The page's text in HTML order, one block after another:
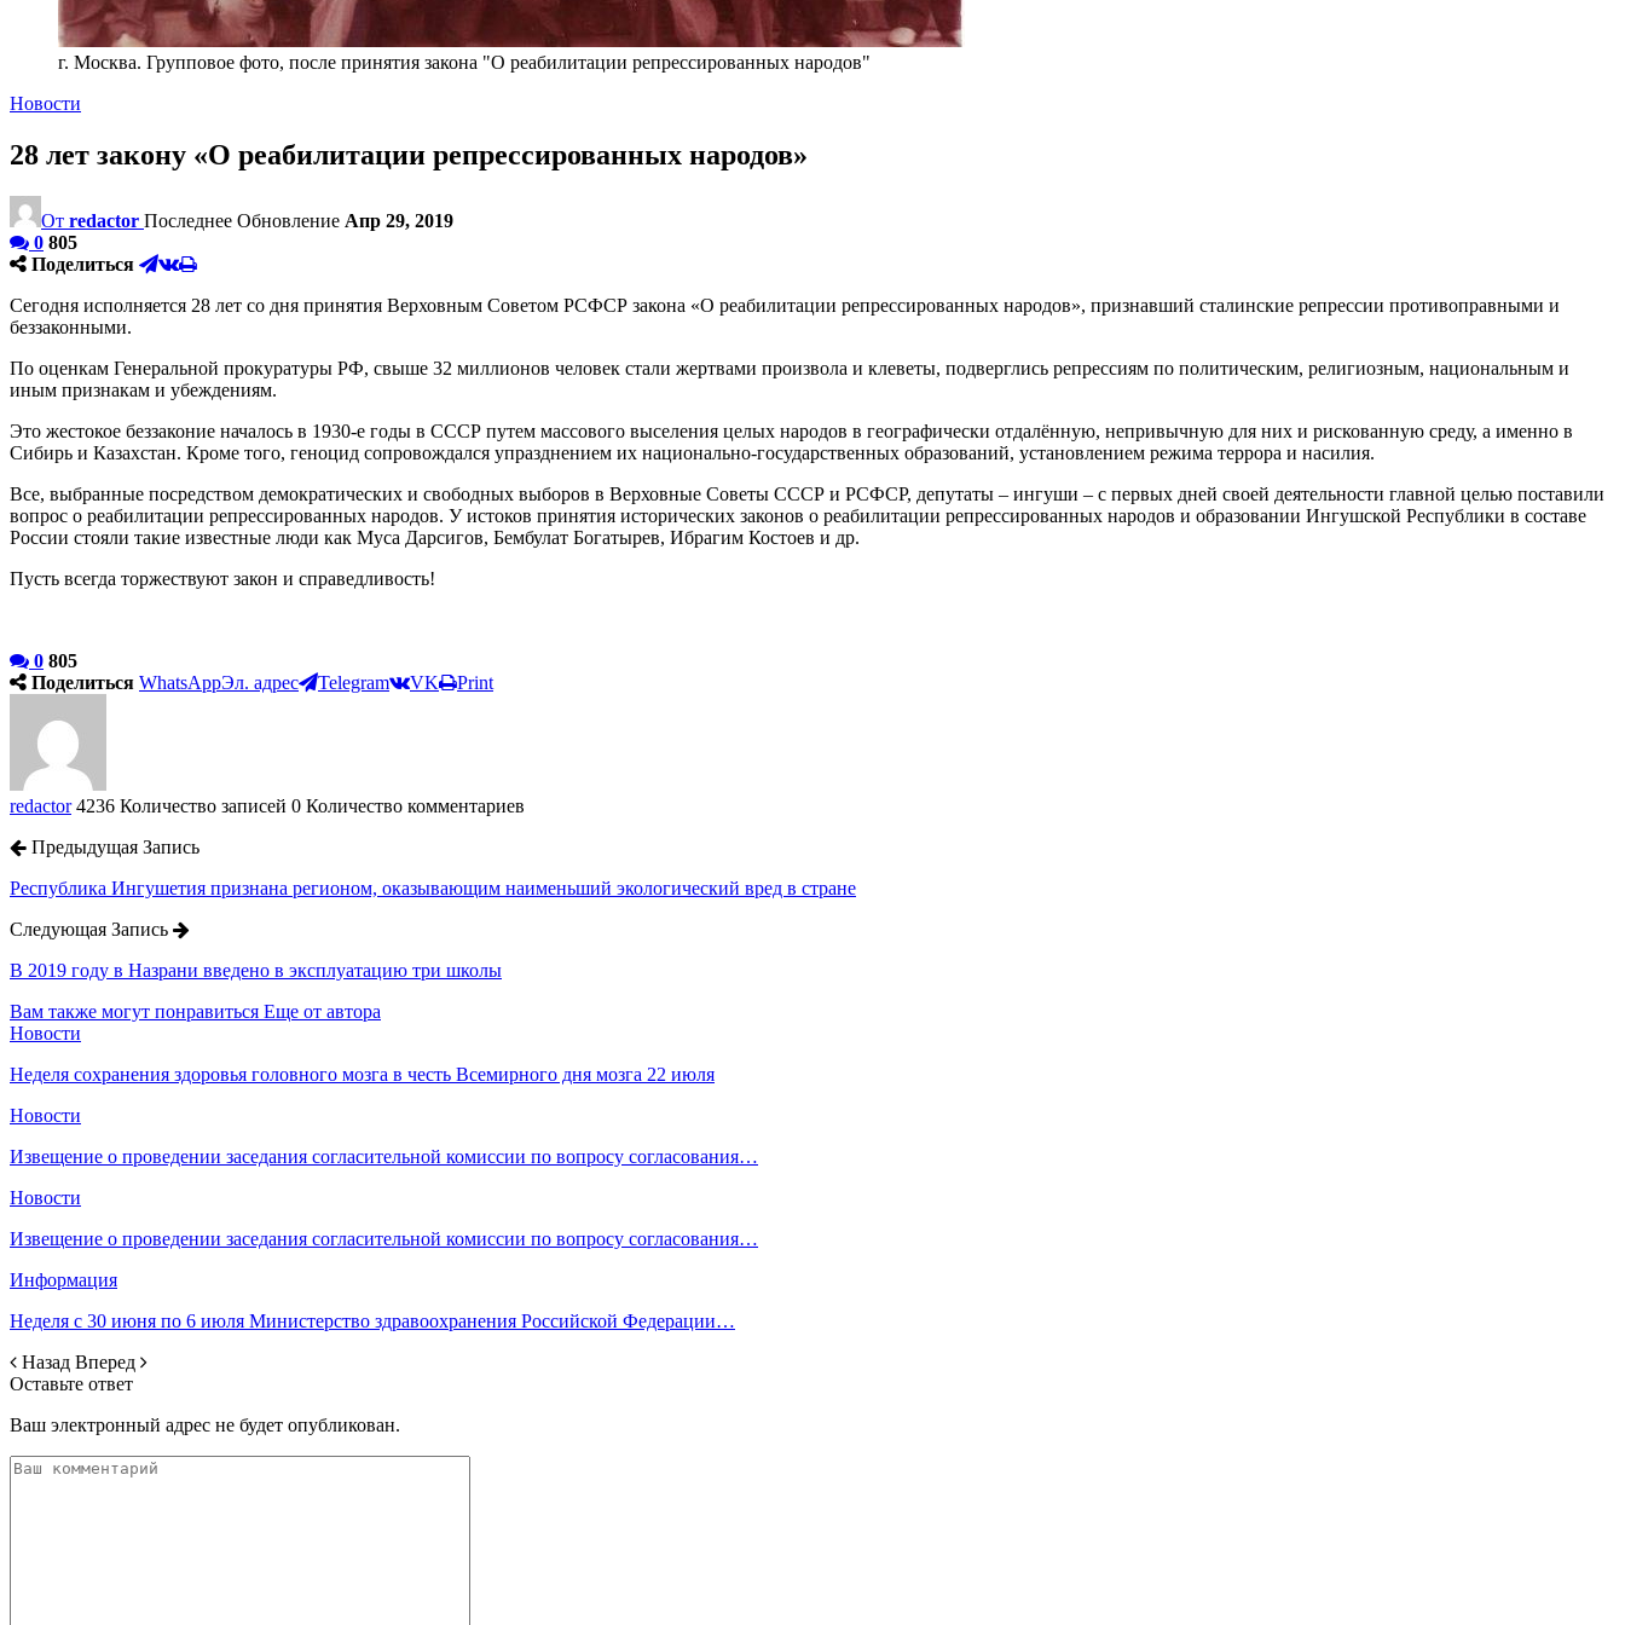
г. Москва. Групповое фото, после принятия закона "О реабилитации репрессированных народов"
Новости
28 лет закону «О реабилитации репрессированных народов»
От redactor Последнее Обновление Апр 29, 2019
0 805
Поделиться
Сегодня исполняется 28 лет со дня принятия Верховным Советом РСФСР закона «О реабилитации репрессированных народов», признавший сталинские репрессии противоправными и
беззаконными.
По оценкам Генеральной прокуратуры РФ, свыше 32 миллионов человек стали жертвами произвола и клеветы, подверглись репрессиям по политическим, религиозным, национальным и
иным признакам и убеждениям.
Это жестокое беззаконие началось в 1930-е годы в СССР путем массового выселения целых народов в географически отдалённую, непривычную для них и рискованную среду, а именно в
Сибирь и Казахстан. Кроме того, геноцид сопровождался упразднением их национально-государственных образований, установлением режима террора и насилия.
Все, выбранные посредством демократических и свободных выборов в Верховные Советы СССР и РСФСР, депутаты – ингуши – с первых дней своей деятельности главной целью поставили
вопрос о реабилитации репрессированных народов. У истоков принятия исторических законов о реабилитации репрессированных народов и образовании Ингушской Республики в составе
России стояли такие известные люди как Муса Дарсигов, Бембулат Богатырев, Ибрагим Костоев и др.
Пусть всегда торжествуют закон и справедливость!
0 805
Поделиться WhatsAppЭл. адрес Telegram VK Print
redactor 4236 Количество записей 0 Количество комментариев
Предыдущая Запись
Республика Ингушетия признана регионом, оказывающим наименьший экологический вред в стране
Следующая Запись
В 2019 году в Назрани введено в эксплуатацию три школы
Вам также могут понравиться Еще от автора
Новости
Неделя сохранения здоровья головного мозга в честь Всемирного дня мозга 22 июля
Новости
Извещение о проведении заседания согласительной комиссии по вопросу согласования…
Новости
Извещение о проведении заседания согласительной комиссии по вопросу согласования…
Информация
Неделя с 30 июня по 6 июля Министерство здравоохранения Российской Федерации…
Назад Вперед
Оставьте ответ
Ваш электронный адрес не будет опубликован.